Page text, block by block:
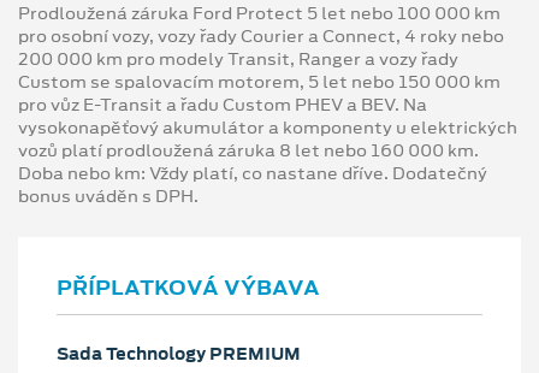
Prodloužená záruka Ford Protect 5 let nebo 100 000 km
pro osobní vozy, vozy řady Courier a Connect, 4 roky nebo
200 000 km pro modely Transit, Ranger a vozy řady
Custom se spalovacím motorem, 5 let nebo 150 000 km
pro vůz E-Transit a řadu Custom PHEV a BEV. Na
vysokonapěťový akumulátor a komponenty u elektrických
vozů platí prodloužená záruka 8 let nebo 160 000 km.
Doba nebo km: Vždy platí, co nastane dříve. Dodatečný
bonus uváděn s DPH.
PŘÍPLATKOVÁ VÝBAVA
Sada Technology PREMIUM